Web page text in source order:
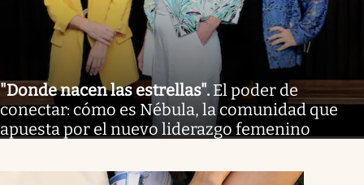
"Donde nacen las estrellas". El poder de
conectar: cómo es Nébula, la comunidad que
apuesta por el nuevo liderazgo femenino